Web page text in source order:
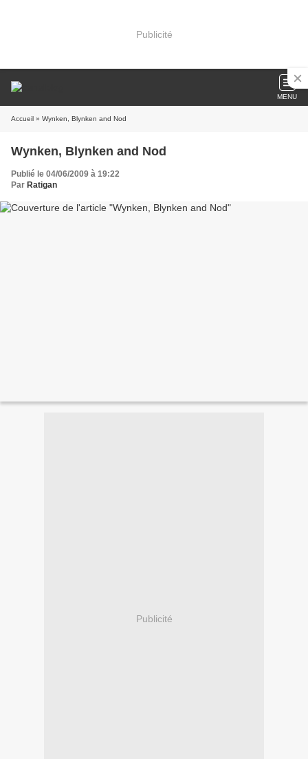
Publicité
MENU
Accueil » Wynken, Blynken and Nod
Wynken, Blynken and Nod
Publié le 04/06/2009 à 19:22
Par Ratigan
Publicité